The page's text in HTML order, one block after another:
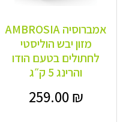
אמברוסיה AMBROSIA
מזון יבש הוליסטי
לחתולים בטעם הודו
והרינג 5 ק״ג
259.00₪